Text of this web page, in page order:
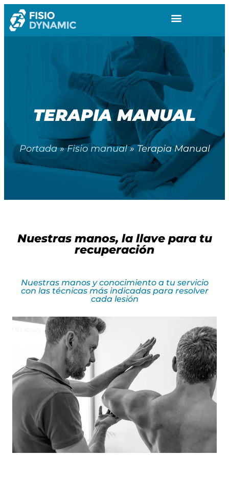
TERAPIA MANUAL
Portada»Fisio manual»Terapia Manual
Nuestras manos, la llave para tu
recuperación
Nuestras manos y conocimiento a tu servicio
con las técnicas más indicadas para resolver
cada lesión